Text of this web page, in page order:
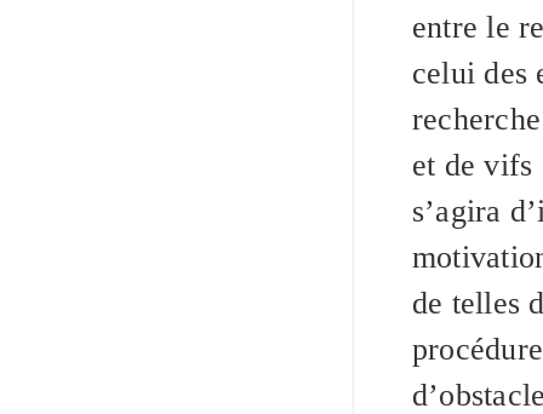
entre le
celui des
et de vifs
s’agira
de telles